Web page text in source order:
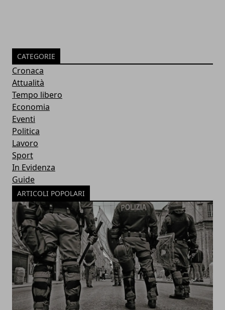
CATEGORIE
Cronaca
Attualità
Tempo libero
Economia
Eventi
Politica
Lavoro
Sport
In Evidenza
Guide
ARTICOLI POPOLARI